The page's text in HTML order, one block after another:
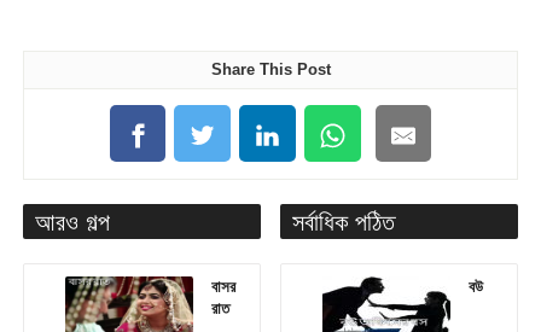
Share This Post
আরও গল্প
বাসর
রাত
সর্বাধিক পঠিত
বউ